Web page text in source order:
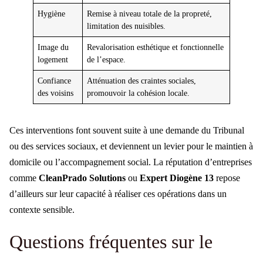
Hygiène
Remise à niveau totale de la propreté,
limitation des nuisibles.
Image du
logement
Revalorisation esthétique et fonctionnelle
de l’espace.
Confiance
des voisins
Atténuation des craintes sociales,
promouvoir la cohésion locale.
Ces interventions font souvent suite à une demande du Tribunal
ou des services sociaux, et deviennent un levier pour le maintien à
domicile ou l’accompagnement social. La réputation d’entreprises
comme CleanPrado Solutions ou Expert Diogène 13 repose
d’ailleurs sur leur capacité à réaliser ces opérations dans un
contexte sensible.
Questions fréquentes sur le